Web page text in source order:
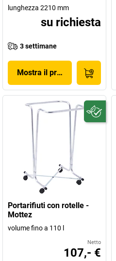
lunghezza 2210 mm
su richiesta
3 settimane
Mostra il prodotto
Portarifiuti con rotelle -
Mottez
volume fino a 110 l
Netto
107,- €